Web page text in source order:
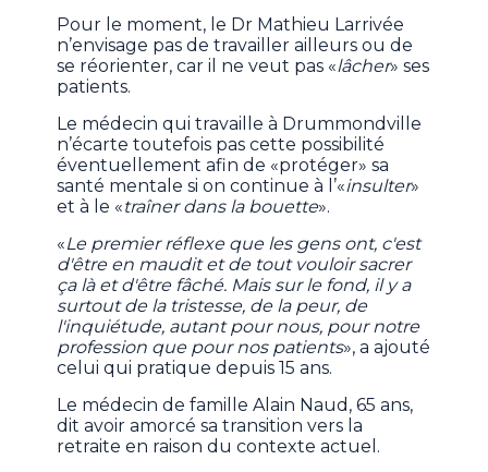
Pour le moment, le Dr Mathieu Larrivée
n’envisage pas de travailler ailleurs ou de
se réorienter, car il ne veut pas «lâcher» ses
patients.
Le médecin qui travaille à Drummondville
n’écarte toutefois pas cette possibilité
éventuellement afin de «protéger» sa
santé mentale si on continue à l’«insulter»
et à le «traîner dans la bouette».
«Le premier réflexe que les gens ont, c'est
d'être en maudit et de tout vouloir sacrer
ça là et d'être fâché. Mais sur le fond, il y a
surtout de la tristesse, de la peur, de
l'inquiétude, autant pour nous, pour notre
profession que pour nos patients», a ajouté
celui qui pratique depuis 15 ans.
Le médecin de famille Alain Naud, 65 ans,
dit avoir amorcé sa transition vers la
retraite en raison du contexte actuel.